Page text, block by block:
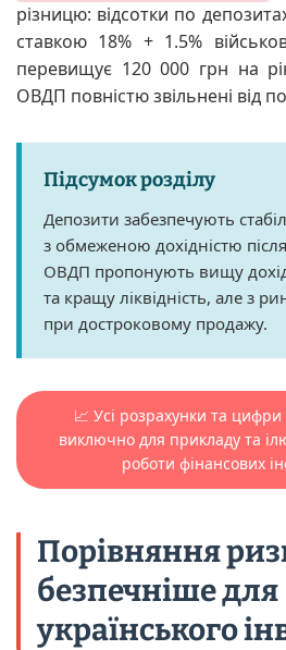
різницю: відсотки по
ставкою 18% + 1.5%
перевищує 120 000 грн на
ОВДП повністю звільнені від
Підсумок розділу
Депозити забезпечують
з обмеженою дохідністю
ОВДП пропонують вищу
та кращу ліквідність, але з
при достроковому продажу.
📈 Усі розрахунки та цифри
виключно для прикладу та
роботи фінансових
Порівняння
безпечніше для
українського